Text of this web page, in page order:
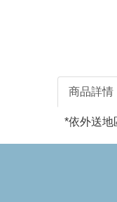
商品詳情
*依外送地